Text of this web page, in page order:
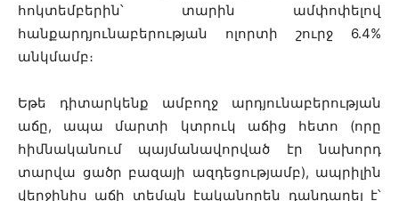
հոկտեմբերին՝ տարին ամփոփելով
հանքարդյունաբերության ոլորտի շուրջ 6.4%
անկմամբ։
Եթե դիտարկենք ամբողջ արդյունաբերության
աճը, ապա մարտի կտրուկ աճից հետո (որը
հիմնականում պայմանավորված էր նախորդ
տարվա ցածր բազայի ազդեցությամբ), ապրիլին
վերջինիս աճի տեմպն էականորեն դանդաղել է՝